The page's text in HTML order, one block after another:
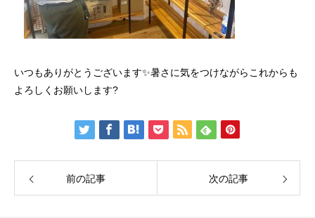
いつもありがとうございます✨暑さに気をつけながらこれからも
よろしくお願いします?
前の記事 次の記事